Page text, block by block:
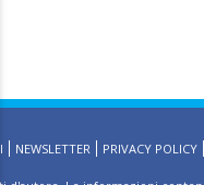
NEWSLETTER PRIVACY POLICY